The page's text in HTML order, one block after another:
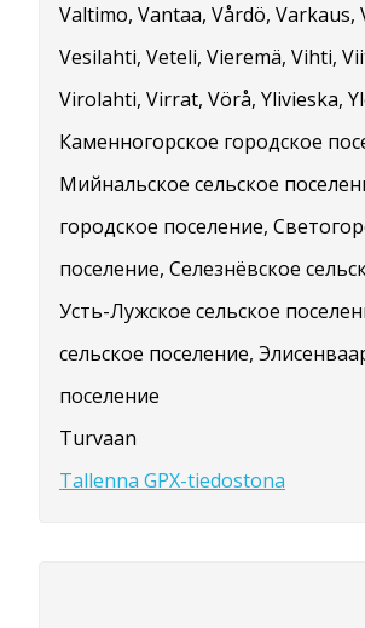
Valtimo, Vantaa, Vårdö, Varkaus,
Vesilahti, Veteli, Vieremä, Vihti,
Virolahti, Virrat, Vörå, Ylivieska,
Каменногорское городское
Мийнальское сельское
городское поселение,
поселение, Селезнёвское
Усть-Лужское сельское
сельское поселение,
поселение
Turvaan
Tallenna GPX-tiedostona